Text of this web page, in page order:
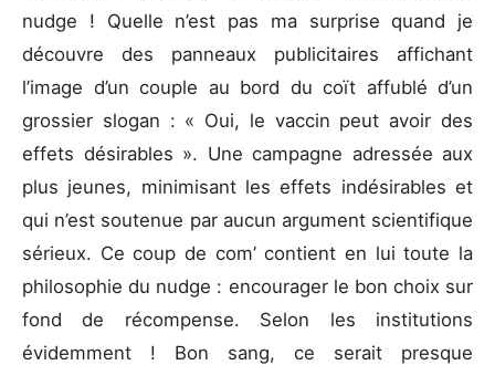
nudge ! Quelle n’est pas ma surprise quand je
découvre des panneaux publicitaires affichant
l’image d’un couple au bord du coït affublé d’un
grossier slogan : « Oui, le vaccin peut avoir des
effets désirables ». Une campagne adressée aux
plus jeunes, minimisant les effets indésirables et
qui n’est soutenue par aucun argument scientifique
sérieux. Ce coup de com’ contient en lui toute la
philosophie du nudge : encourager le bon choix sur
fond de récompense. Selon les institutions
évidemment ! Bon sang, ce serait presque